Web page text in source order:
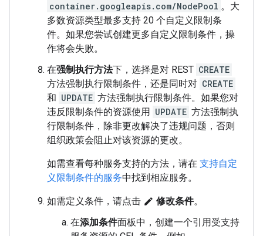
container.googleapis.com/NodePool 。大
多数资源类型最多支持 20 个自定义限制条
件。如果您尝试创建更多自定义限制条件，操
作将会失败。
在强制执行方法下，选择是对 REST CREATE
方法强制执行限制条件，还是同时对 CREATE
和 UPDATE 方法强制执行限制条件。如果您对
违反限制条件的资源使用 UPDATE 方法强制执
行限制条件，除非更改解决了违规问题，否则
组织政策会阻止对该资源的更改。
如需查看每种服务支持的方法，请在 支持自定
义限制条件的服务中找到相应服务。
如需定义条件，请点击 edit 修改条件。
在添加条件面板中，创建一个引用受支持